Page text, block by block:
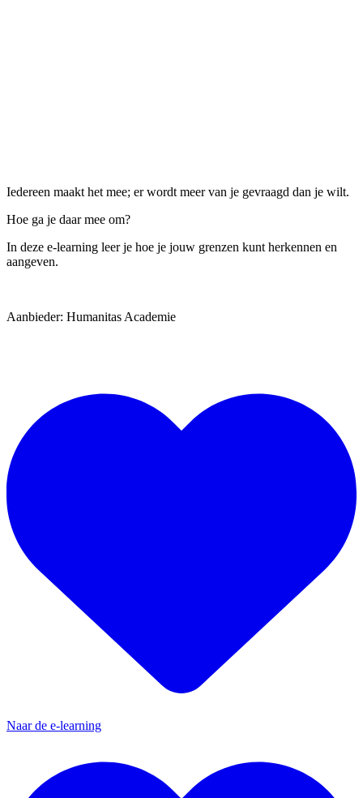
Iedereen maakt het mee; er wordt meer van je gevraagd dan je wilt.
Hoe ga je daar mee om?
In deze e-learning leer je hoe je jouw grenzen kunt herkennen en
aangeven.
Aanbieder: Humanitas Academie
Naar de e-learning